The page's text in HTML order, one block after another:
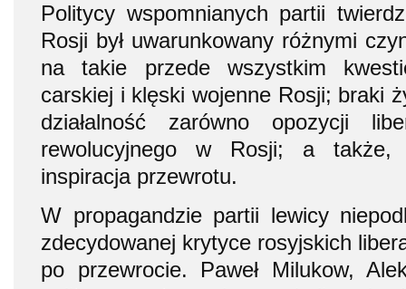
Politycy wspomnianych partii
Rosji był uwarunkowany różnymi
na takie przede wszystkim
carskiej i klęski wojenne Rosji; braki
działalność zarówno opozycji
rewolucyjnego w Rosji; a także,
inspiracja przewrotu.
W propagandzie partii lewicy
zdecydowanej krytyce rosyjskich
po przewrocie. Paweł Milukow,